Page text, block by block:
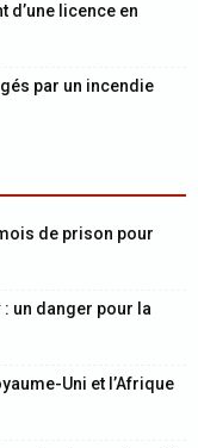
d’une licence en
par un incendie
de prison pour
: un danger pour la
Uni et l’Afrique